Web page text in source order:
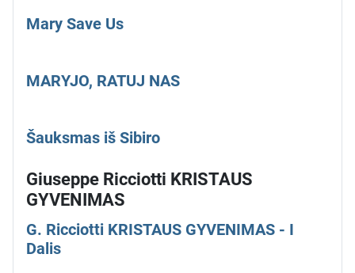
Mary Save Us
MARYJO, RATUJ NAS
Šauksmas iš Sibiro
Giuseppe Ricciotti KRISTAUS
GYVENIMAS
G. Ricciotti KRISTAUS GYVENIMAS - I
Dalis